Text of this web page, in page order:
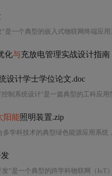
个典型的嵌入式物联网终端应用系统，深度
化与充放电管理实战设计指南
设计学士学位论文.doc
制系统设计"是一篇典型的工科应用型学士学位论文
阳能照明装置.zip
多学科技术的典型绿色能源应用系统
跨学科物联网（IoT）边缘智能系统工程，深度融合了可